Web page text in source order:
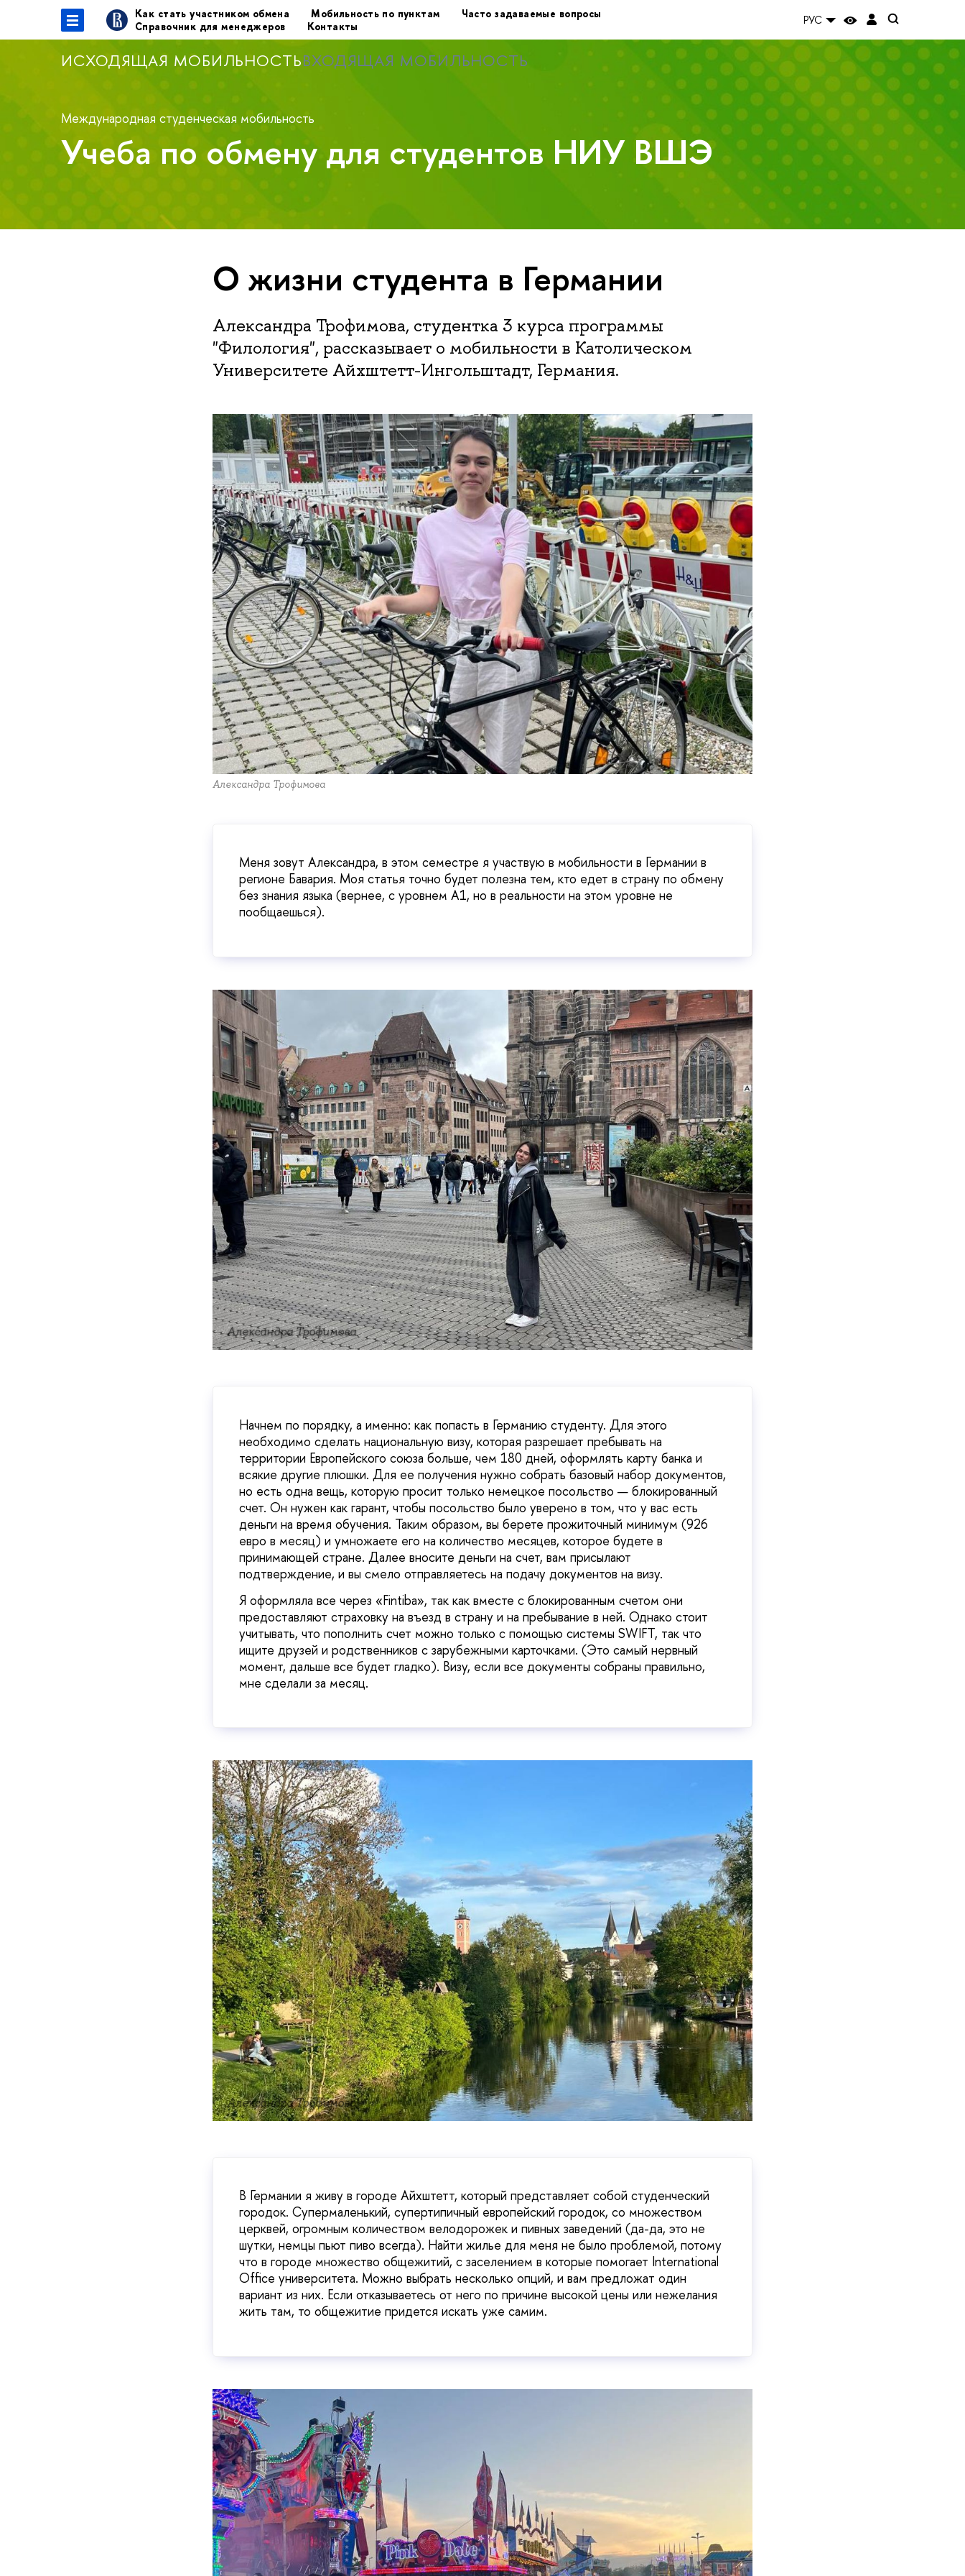
Как стать участником обмена Мобильность по пунктам
Часто задаваемые вопросы
Справочник для менеджеров
Контакты РУС
ИСХОДЯЩАЯ МОБИЛЬНОСТЬВХОДЯЩАЯ МОБИЛЬНОСТЬ
Международная студенческая мобильность
Учеба по обмену для студентов НИУ ВШЭ
О жизни студента в Германии
Александра Трофимова, студентка 3 курса программы
"Филология", рассказывает о мобильности в Католическом
Университете Айхштетт-Ингольштадт, Германия.
Александра Трофимова
Меня зовут Александра, в этом семестре я участвую в мобильности в Германии в
регионе Бавария. Моя статья точно будет полезна тем, кто едет в страну по обмену
без знания языка (вернее, с уровнем А1, но в реальности на этом уровне не
пообщаешься).
Александра Трофимова
Начнем по порядку, а именно: как попасть в Германию студенту. Для этого
необходимо сделать национальную визу, которая разрешает пребывать на
территории Европейского союза больше, чем 180 дней, оформлять карту банка и
всякие другие плюшки. Для ее получения нужно собрать базовый набор документов,
но есть одна вещь, которую просит только немецкое посольство — блокированный
счет. Он нужен как гарант, чтобы посольство было уверено в том, что у вас есть
деньги на время обучения. Таким образом, вы берете прожиточный минимум (926
евро в месяц) и умножаете его на количество месяцев, которое будете в
принимающей стране. Далее вносите деньги на счет, вам присылают
подтверждение, и вы смело отправляетесь на подачу документов на визу.
Я оформляла все через «Fintiba», так как вместе с блокированным счетом они
предоставляют страховку на въезд в страну и на пребывание в ней. Однако стоит
учитывать, что пополнить счет можно только с помощью системы SWIFT, так что
ищите друзей и родственников с зарубежными карточками. (Это самый нервный
момент, дальше все будет гладко). Визу, если все документы собраны правильно,
мне сделали за месяц.
Александра Трофимова
В Германии я живу в городе Айхштетт, который представляет собой студенческий
городок. Супермаленький, супертипичный европейский городок, со множеством
церквей, огромным количеством велодорожек и пивных заведений (да-да, это не
шутки, немцы пьют пиво всегда). Найти жилье для меня не было проблемой, потому
что в городе множество общежитий, с заселением в которые помогает International
Office университета. Можно выбрать несколько опций, и вам предложат один
вариант из них. Если отказываетесь от него по причине высокой цены или нежелания
жить там, то общежитие придется искать уже самим.